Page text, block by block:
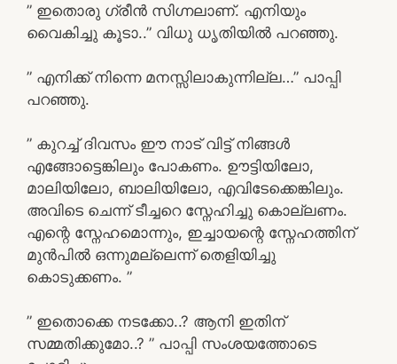
” ഇതൊരു ഗ്രീൻ സിഗ്നലാണ്. എനിയും
വൈകിച്ചു കൂടാ..” വിധു ധൃതിയിൽ പറഞ്ഞു.
” എനിക്ക് നിന്നെ മനസ്സിലാകുന്നില്ല…” പാപ്പി
പറഞ്ഞു.
” കുറച്ച് ദിവസം ഈ നാട് വിട്ട് നിങ്ങൾ
എങ്ങോട്ടെങ്കിലും പോകണം. ഊട്ടിയിലോ,
മാലിയിലോ, ബാലിയിലോ, എവിടേക്കെങ്കിലും.
അവിടെ ചെന്ന് ടീച്ചറെ സ്നേഹിച്ചു കൊല്ലണം.
എന്റെ സ്നേഹമൊന്നും, ഇച്ചായന്റെ സ്നേഹത്തിന്
മുൻപിൽ ഒന്നുമല്ലെന്ന് തെളിയിച്ചു
കൊടുക്കണം. ”
” ഇതൊക്കെ നടക്കോ..? ആനി ഇതിന്
സമ്മതിക്കുമോ..? ” പാപ്പി സംശയത്തോടെ